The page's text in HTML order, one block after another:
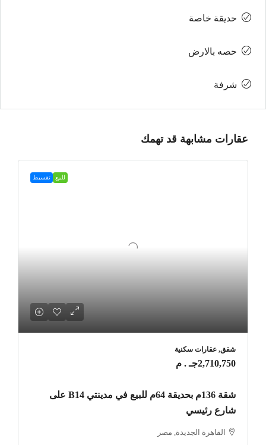
حديقة خاصة
حصه بالارض
شرفة
عقارات مشابهة قد تهمك
للبيع تقسيط
شقق, عقارات سكنية
2,710,750جـ . م
شقة 136م بحديقة 64م للبيع في مدينتي B14 على
شارع رئيسي
القاهرة الجديدة, مصر